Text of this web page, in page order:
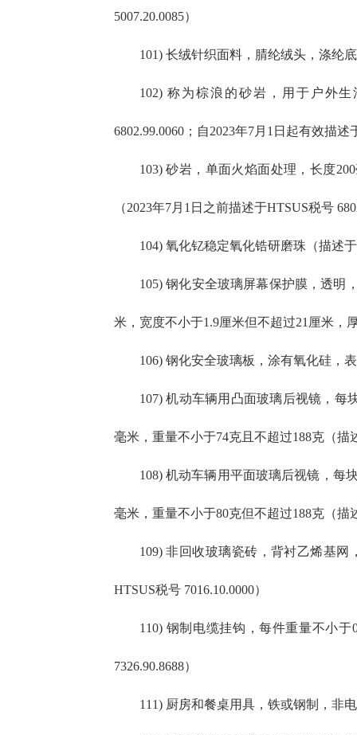
5007.20.0085）
101) 长绒针织面料，腈纶绒头，涤纶
102) 称为棕浪的砂岩，用于户外
6802.99.0060；自2023年7月1日起有效描述
103) 砂岩，单面火焰面处理，长度
（2023年7月1日之前描述于HTSUS税号
104) 氧化钇稳定氧化锆研磨珠（描述
105) 钢化安全玻璃屏幕保护膜，透明
米，宽度不小于1.9厘米但不超过21厘米，
106) 钢化安全玻璃板，涂有氧化硅，
107) 机动车辆用凸面玻璃后视镜，每
毫米，重量不小于74克且不超过188克（描
108) 机动车辆用平面玻璃后视镜，每
毫米，重量不小于80克但不超过188克（描
109) 非回收玻璃瓷砖，背衬乙烯基
HTSUS税号 7016.10.0000）
110) 钢制电缆挂钩，每件重量不小
7326.90.8688）
111) 厨房和餐桌用具，铁或钢制，非